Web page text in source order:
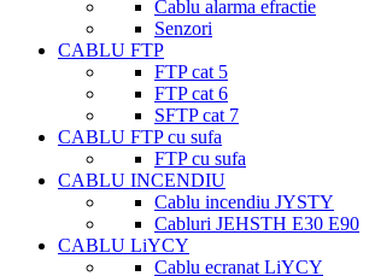
Cablu alarma efractie
Senzori
CABLU FTP
FTP cat 5
FTP cat 6
SFTP cat 7
CABLU FTP cu sufa
FTP cu sufa
CABLU INCENDIU
Cablu incendiu JYSTY
Cabluri JEHSTH E30 E90
CABLU LiYCY
Cablu ecranat LiYCY